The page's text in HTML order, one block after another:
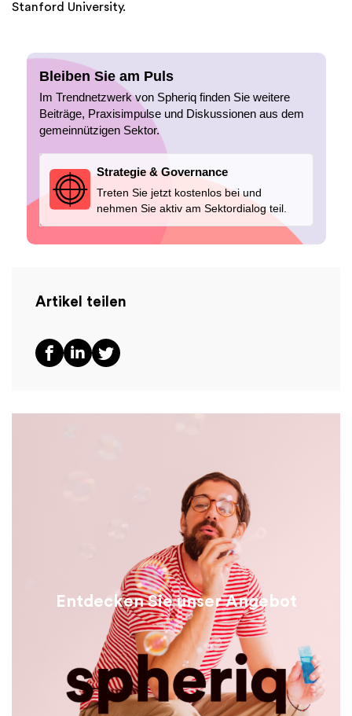
Stanford University.
Bleiben Sie am Puls
Im Trendnetzwerk von Spheriq finden Sie weitere
Beiträge, Praxisimpulse und Diskussionen aus dem
gemeinnützigen Sektor.
Strategie & Governance
Treten Sie jetzt kostenlos bei und
nehmen Sie aktiv am Sektordialog teil.
Artikel teilen
Entdecken Sie unser Angebot